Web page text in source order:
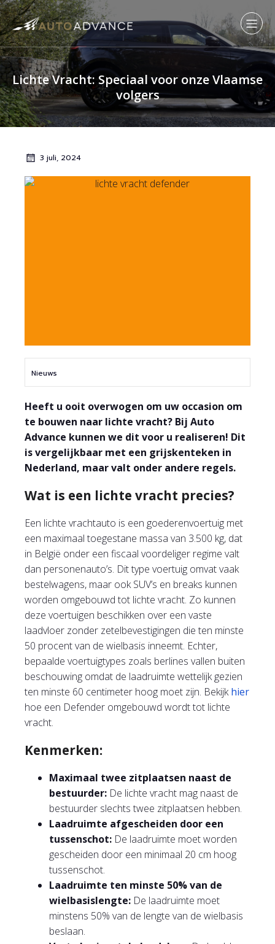
Lichte Vracht: Speciaal voor onze Vlaamse
volgers
3 juli, 2024
Nieuws
Heeft u ooit overwogen om uw occasion om
te bouwen naar lichte vracht? Bij Auto
Advance kunnen we dit voor u realiseren! Dit
is vergelijkbaar met een grijskenteken in
Nederland, maar valt onder andere regels.
Wat is een lichte vracht precies?
Een lichte vrachtauto is een goederenvoertuig met
een maximaal toegestane massa van 3.500 kg, dat
in België onder een fiscaal voordeliger regime valt
dan personenauto’s. Dit type voertuig omvat vaak
bestelwagens, maar ook SUV’s en breaks kunnen
worden omgebouwd tot lichte vracht. Zo kunnen
deze voertuigen beschikken over een vaste
laadvloer zonder zetelbevestigingen die ten minste
50 procent van de wielbasis inneemt. Echter,
bepaalde voertuigtypes zoals berlines vallen buiten
beschouwing omdat de laadruimte wettelijk gezien
ten minste 60 centimeter hoog moet zijn. Bekijkhier
hoe een Defender omgebouwd wordt tot lichte
vracht.
Kenmerken:
Maximaal twee zitplaatsen naast de
bestuurder: De lichte vracht mag naast de
bestuurder slechts twee zitplaatsen hebben.
Laadruimte afgescheiden door een
tussenschot: De laadruimte moet worden
gescheiden door een minimaal 20 cm hoog
tussenschot.
Laadruimte ten minste 50% van de
wielbasislengte: De laadruimte moet
minstens 50% van de lengte van de wielbasis
beslaan.